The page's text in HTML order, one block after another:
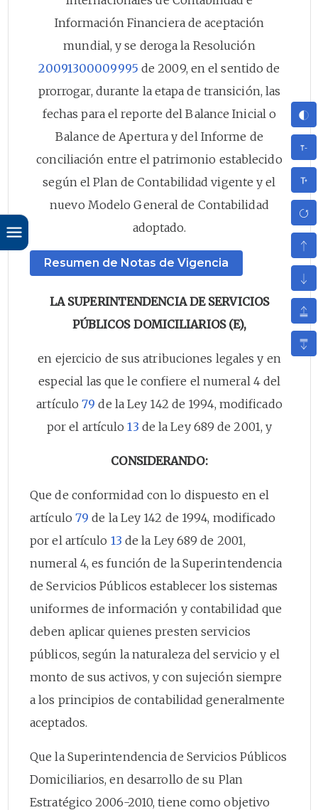
Información Financiera de aceptación
mundial, y se deroga la Resolución
20091300009995 de 2009, en el sentido de
prorrogar, durante la etapa de transición, las
fechas para el reporte del Balance Inicial o
Balance de Apertura y del Informe de
conciliación entre el patrimonio establecido
según el Plan de Contabilidad vigente y el
nuevo Modelo General de Contabilidad
adoptado.
Resumen de Notas de Vigencia
LA SUPERINTENDENCIA DE SERVICIOS
PÚBLICOS DOMICILIARIOS (E),
en ejercicio de sus atribuciones legales y en
especial las que le confiere el numeral 4 del
artículo79 de la Ley 142 de 1994, modificado
por el artículo13 de la Ley 689 de 2001, y
CONSIDERANDO:
Que de conformidad con lo dispuesto en el
artículo 79 de la Ley 142 de 1994, modificado
por el artículo 13 de la Ley 689 de 2001,
numeral 4, es función de la Superintendencia
de Servicios Públicos establecer los sistemas
uniformes de información y contabilidad que
deben aplicar quienes presten servicios
públicos, según la naturaleza del servicio y el
monto de sus activos, y con sujeción siempre
a los principios de contabilidad generalmente
aceptados.
Que la Superintendencia de Servicios Públicos
Domiciliarios, en desarrollo de su Plan
Estratégico 2006-2010, tiene como objetivo